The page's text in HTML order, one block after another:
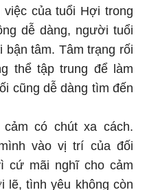
của tuổi Hợi trong
dễ dàng, người tuổi
bận tâm. Tâm trạng rối
thể tập trung để làm
cũng dễ dàng tìm đến
có chút xa cách.
vào vị trí của đối
cứ mãi nghĩ cho cảm
lẽ, tình yêu không còn